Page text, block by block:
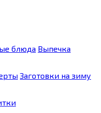
блюда Выпечка
Заготовки на зиму